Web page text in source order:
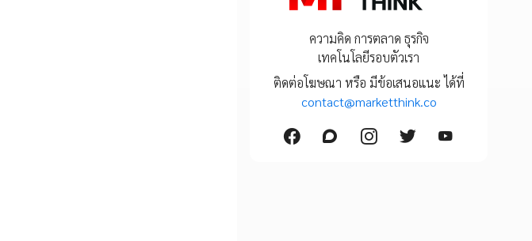
ความคิด การตลาด ธุรกิจ
เทคโนโลยีรอบตัวเรา
ติดต่อโฆษณา หรือ มีข้อเสนอแนะ ได้ที่
contact@marketthink.co